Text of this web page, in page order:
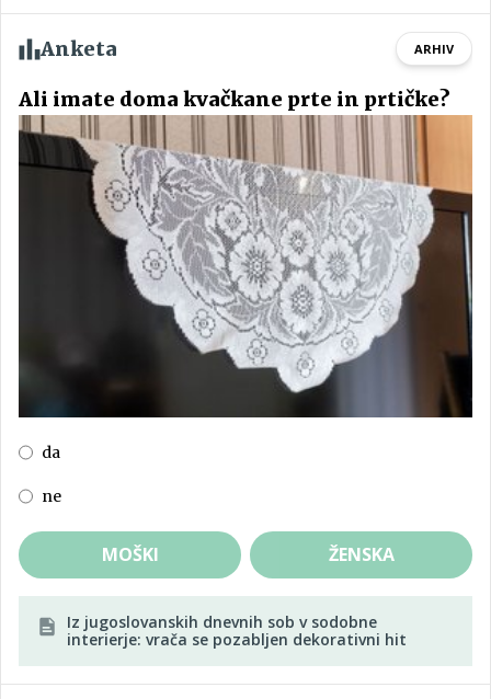
Anketa ARHIV
Ali imate doma kvačkane prte in prtičke?
da
ne
MOŠKI ŽENSKA
Iz jugoslovanskih dnevnih sob v sodobne
interierje: vrača se pozabljen dekorativni hit